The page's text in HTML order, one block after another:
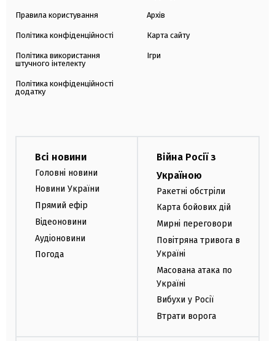
Правила користування
Політика конфіденційності
Політика використання
штучного інтелекту
Політика конфіденційності
додатку
Архів
Карта сайту
Ігри
Всі новини
Головні новини
Новини України
Прямий ефір
Відеоновини
Аудіоновини
Погода
Війна Росії з
Україною
Ракетні обстріли
Карта бойових дій
Мирні переговори
Повітряна тривога в
Україні
Масована атака по
Україні
Вибухи у Росії
Втрати ворога